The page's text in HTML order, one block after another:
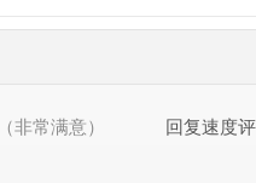
（非常满意） 回复速度评